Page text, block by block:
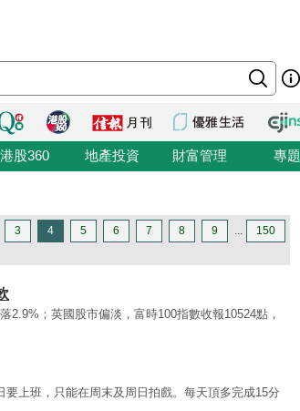
港股360 地產投資 財富管理 專題
3 4 5 6 7 8 9 ... 150
2.9%；英國股市偏淡，富時100指數收報10524點，
要上班，只能在周末及周日拍戲。每天頂多完成15分